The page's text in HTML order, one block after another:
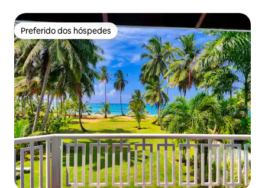
Preferido dos hóspedes
Preferido dos hóspedes